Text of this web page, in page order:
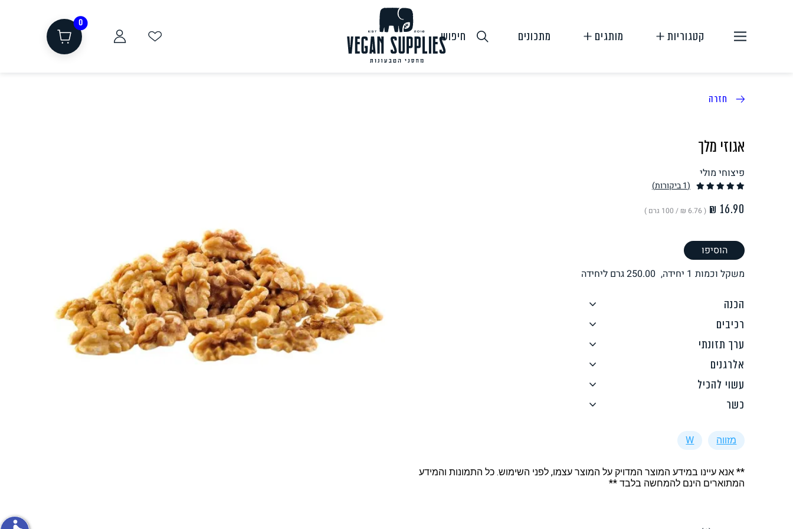
קטגוריות מותגים מתכונים חיפוש
0
תחליפי בשר
לחם, עוגות, מאפים גלידות טבעוניות תבשילים ומרקים מזווה פירות וירקות
ממרחים ורטבים גיפט קארד
איטלקי
חזרה
אגוזי מלך
פיצוחי מולי
(1 ביקורות)
( ‏6.76 ₪ / 100 גרם )
הוסיפו
משקל וכמות 1 יחידה, 250.00גרם ליחידה
הכנה
רכיבים
ערך תזונתי
אלרגנים
עשוי להכיל
כשר
מזווה W
** אנא עיינו במידע המוצר המדויק על המוצר עצמו, לפני השימוש. כל התמונות והמידע
המתוארים הינם להמחשה בלבד **